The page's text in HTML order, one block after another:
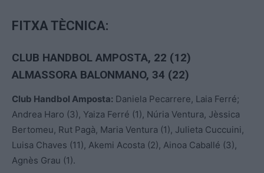
FITXA TÈCNICA:
CLUB HANDBOL AMPOSTA, 22 (12)
ALMASSORA BALONMANO, 34 (22)
Club Handbol Amposta: Daniela Pecarrere, Laia Ferré;
Andrea Haro (3), Yaiza Ferré (1), Núria Ventura, Jèssica
Bertomeu, Rut Pagà, Maria Ventura (1), Julieta Cuccuini,
Luisa Chaves (11), Akemi Acosta (2), Ainoa Caballé (3),
Agnès Grau (1).